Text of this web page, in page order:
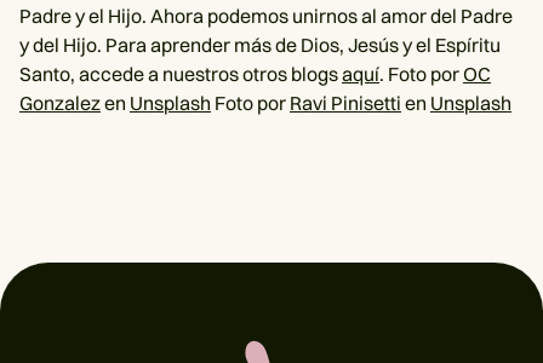
Padre y el Hijo. Ahora podemos unirnos al amor del Padre
y del Hijo. Para aprender más de Dios, Jesús y el Espíritu
Santo, accede a nuestros otros blogsaquí. Foto porOC
Gonzalezen Unsplash Foto por Ravi Pinisetti en Unsplash